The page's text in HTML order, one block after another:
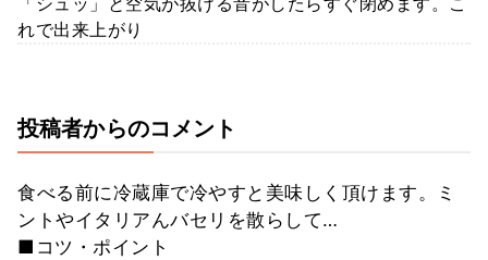
れで出来上がり
投稿者からのコメント
食べる前に冷蔵庫で冷やすと美味しく頂けます。ミ
ントやイタリアんバセリを散らして…
■コツ・ポイント